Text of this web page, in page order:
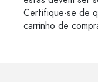
Certifique-se de
carrinho de